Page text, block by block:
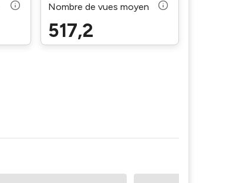
Nombre de vues moyen
517,2